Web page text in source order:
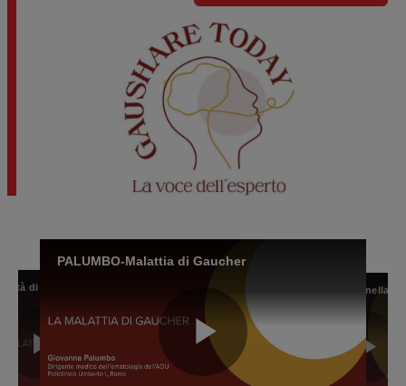
PALUMBO-Malattia di Gaucher
Play